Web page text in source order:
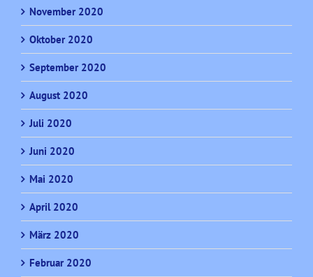
November 2020
Oktober 2020
September 2020
August 2020
Juli 2020
Juni 2020
Mai 2020
April 2020
März 2020
Februar 2020